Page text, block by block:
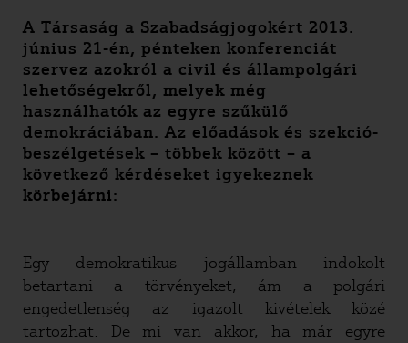
A Társaság a Szabadságjogokért 2013.
június 21-én, pénteken konferenciát
szervez azokról a civil és állampolgári
lehetőségekről, melyek még
használhatók az egyre szűkülő
demokráciában. Az előadások és szekció-
beszélgetések – többek között – a
következő kérdéseket igyekeznek
körbejárni:
Egy demokratikus jogállamban indokolt
betartani a törvényeket, ám a polgári
engedetlenség az igazolt kivételek közé
tartozhat. De mi van akkor, ha már egyre